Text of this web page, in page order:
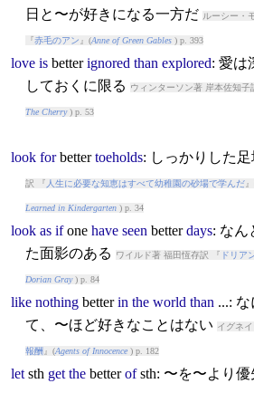
日と〜が好きになる一方だ ルーシー・
『赤毛のアン 』(Anne of Green Gables) p. 393
love is better ignored than explored: 愛は
しておくに限る
ウィンターソン著 岸本佐知子
The Cherry) p. 53
look for better toeholds: しっかりした
訳 『 人生に必要な知恵はすべて幼稚園の砂場で学んだ
Learned in Kindergarten) p. 34
look as ifone have seen better days: なん
た面影のある
ワイルド著 福田恆存訳 『 ドリア
Dorian Gray) p. 84
like nothing better in the world than ...:
て、〜ほど好きなことはない イグネ
報酬 』(Agents of Innocence) p. 182
letsth get the better ofsth: 〜を〜より優